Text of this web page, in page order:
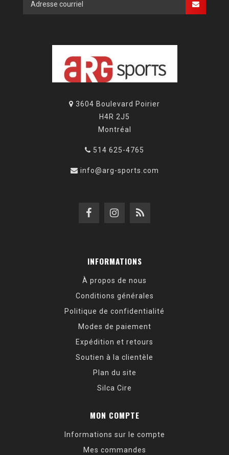
3604 Boulevard Poirier
H4R 2J5
Montréal
514 625-4765
info@arg-sports.com
INFORMATIONS
À propos de nous
Conditions générales
Politique de confidentialité
Modes de paiement
Expédition et retours
Soutien à la clientèle
Plan du site
Silca Cire
MON COMPTE
Informations sur le compte
Mes commandes